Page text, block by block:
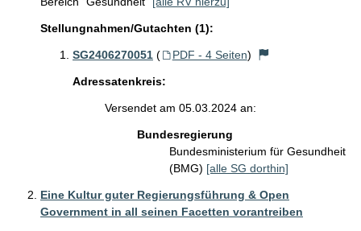
Stellungnahmen/Gutachten (1):
SG2406270051 ( PDF - 4 Seiten)
Adressatenkreis:
Versendet am 05.03.2024 an:
Bundesregierung
Bundesministerium für Gesundheit
(BMG) [alle SG dorthin]
Eine Kultur guter Regierungsführung & Open
Government in all seinen Facetten vorantreiben